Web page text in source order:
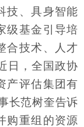
技、具身智能
级基金引导培
合技术、人才
日，全国政协
产评估集团有
长范树奎告诉
购重组的资源